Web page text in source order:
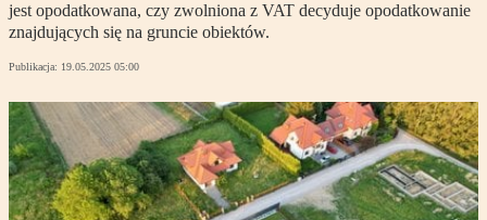
jest opodatkowana, czy zwolniona z VAT decyduje opodatkowanie
znajdujących się na gruncie obiektów.
Publikacja: 19.05.2025 05:00